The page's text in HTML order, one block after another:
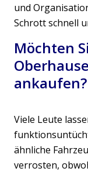
und
Schrott schnell
Möchten
ankaufen?
Viele Leute
ähnliche
verrosten,